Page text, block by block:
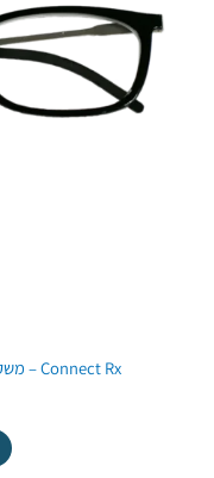
Connect Rx – משקפי מרשם בצבע שחור מבריק או מט